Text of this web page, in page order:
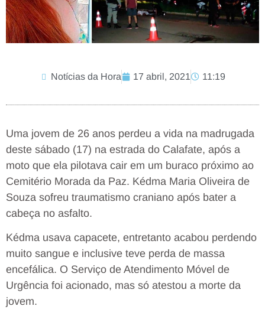
Notícias da Hora 17 abril, 2021 11:19
Uma jovem de 26 anos perdeu a vida na madrugada
deste sábado (17) na estrada do Calafate, após a
moto que ela pilotava cair em um buraco próximo ao
Cemitério Morada da Paz. Kédma Maria Oliveira de
Souza sofreu traumatismo craniano após bater a
cabeça no asfalto.
Kédma usava capacete, entretanto acabou perdendo
muito sangue e inclusive teve perda de massa
encefálica. O Serviço de Atendimento Móvel de
Urgência foi acionado, mas só atestou a morte da
jovem.